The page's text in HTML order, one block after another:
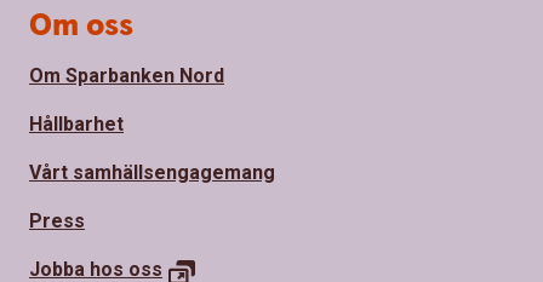
Om oss
Om Sparbanken Nord
Hållbarhet
Vårt samhällsengagemang
Press
Jobba hos oss